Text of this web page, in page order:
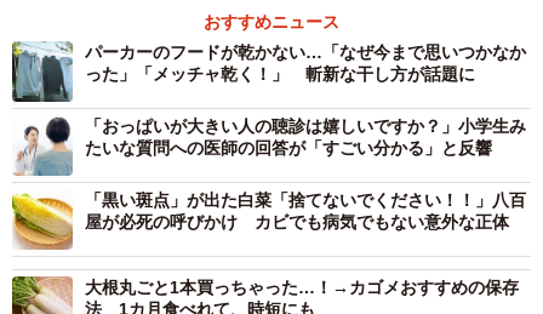
同投稿では、葉付き大根の保存方法も合わせて紹介。葉付
き大根を手に入れたときは、鮮度を保つためにすぐ葉を切
り落としましょう。そのままにしておくと、葉からの水分
の蒸発によりだいこんにスが入ってしまうので、根と葉を
別々に保存するのがベスト。根の部分は水分を逃がさない
ようにラップをして冷蔵庫の野菜室で保存すればOK。
▽出典
・農林水産省 公式X／農水省的大根の食べ方
おすすめニュース
パーカーのフードが乾かない…「なぜ今まで思いつかなか
った」「メッチャ乾く！」 斬新な干し方が話題に
「おっぱいが大きい人の聴診は嬉しいですか？」小学生み
たいな質問への医師の回答が「すごい分かる」と反響
「黒い斑点」が出た白菜「捨てないでください！！」八百
屋が必死の呼びかけ カビでも病気でもない意外な正体
大根丸ごと1本買っちゃった…！→カゴメおすすめの保存
法 1カ月食べれて、時短にも